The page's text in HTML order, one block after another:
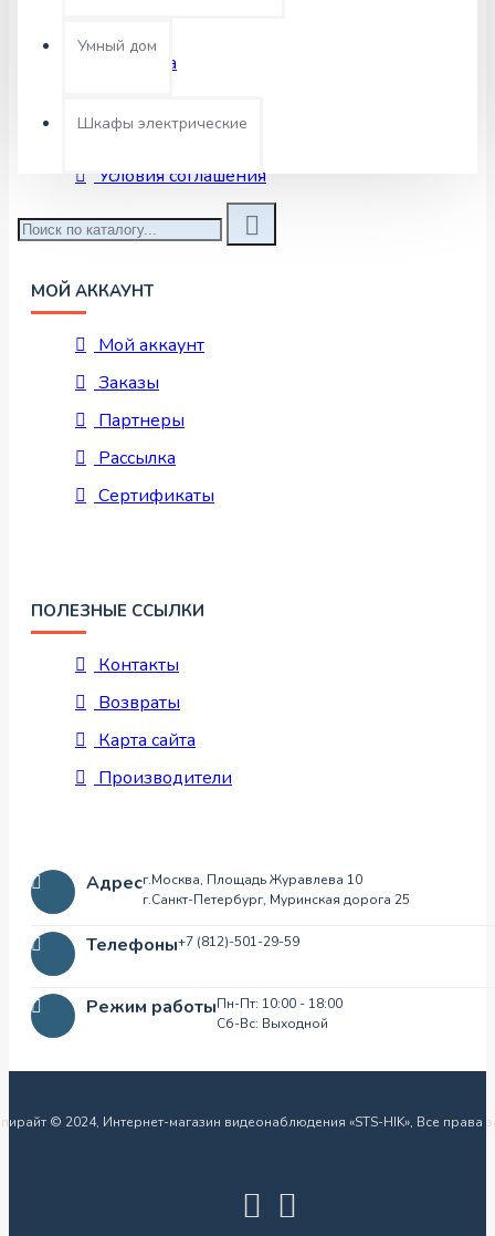
Умный дом
Шкафы электрические
Доставка
Возврат и обмен
Условия соглашения
МОЙ АККАУНТ
Мой аккаунт
Заказы
Партнеры
Рассылка
Сертификаты
ПОЛЕЗНЫЕ ССЫЛКИ
Контакты
Возвраты
Карта сайта
Производители
Адресг.Москва, Площадь Журавлева 10
г.Санкт-Петербург, Муринская дорога 25
Телефоны+7 (812)-501-29-59
Режим работыПн-Пт: 10:00 - 18:00
Сб-Вс: Выходной
© 2024, Интернет-магазин видеонаблюдения «STS-HIK», Все права